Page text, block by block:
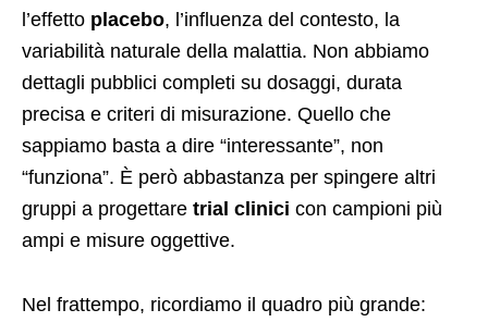
l’effetto placebo, l’influenza del contesto, la
variabilità naturale della malattia. Non abbiamo
dettagli pubblici completi su dosaggi, durata
precisa e criteri di misurazione. Quello che
sappiamo basta a dire “interessante”, non
“funziona”. È però abbastanza per spingere altri
gruppi a progettare trial clinici con campioni più
ampi e misure oggettive.
Nel frattempo, ricordiamo il quadro più grande: